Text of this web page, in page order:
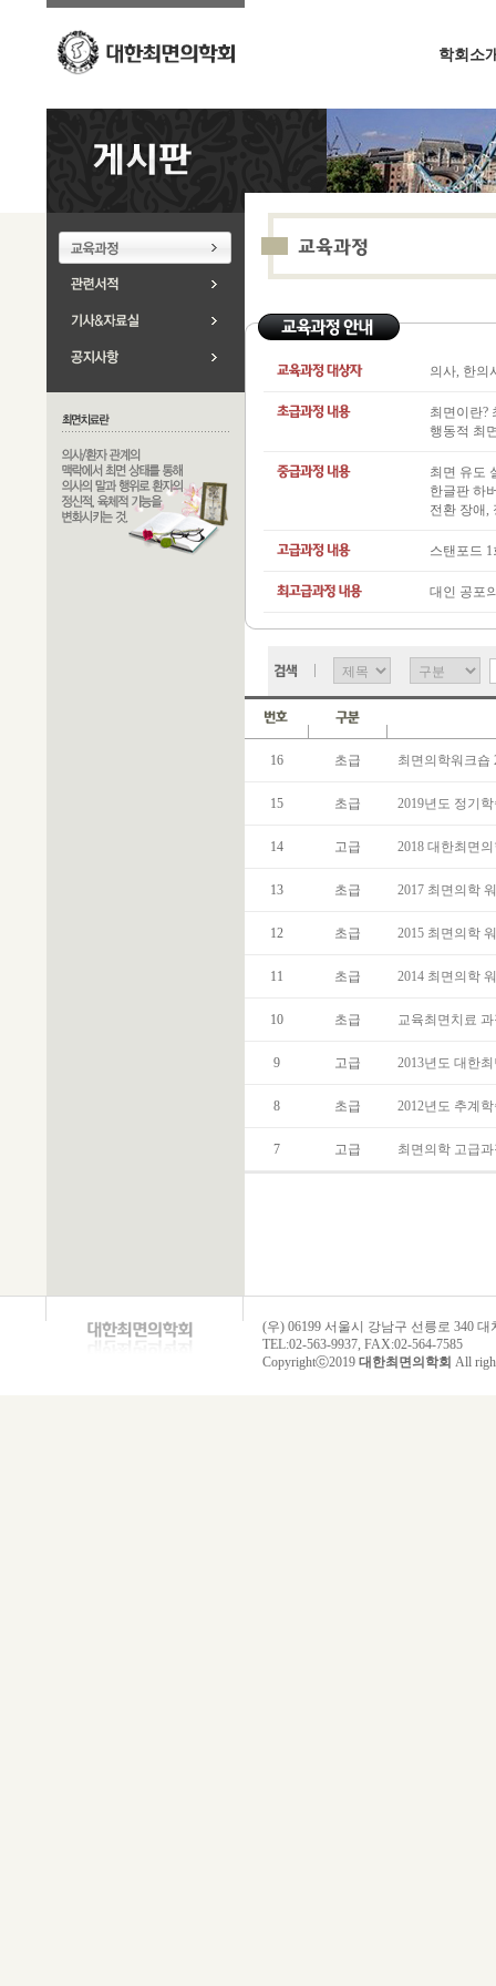
학회소
의사, 한의
최면이란?
행동적 최
최면 유도
한글판 하
전환 장애,
스탠포드
대인 공포
16 초급 최면의학워크숍
15 초급 2019년도 정기
14 고급 2018 대한최면
13 초급 2017 최면의학
12 초급 2015 최면의학
11 초급 2014 최면의학
10 초급 교육최면치료
9 고급 2013년도 대한
8 초급 2012년도 추계
7 고급 최면의학 고급과
(우) 06199 서울시 강남구 선릉로 340
TEL:02-563-9937, FAX:02-564-7585
Copyrightⓒ2019 대한최면의학회 All